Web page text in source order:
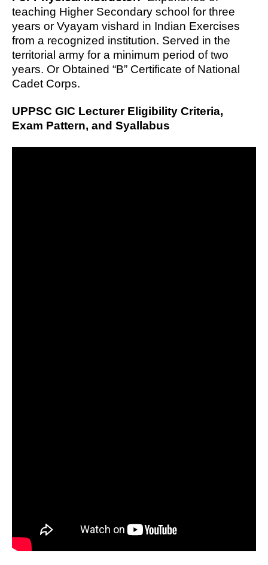
teaching Higher Secondary school for three
years or Vyayam vishard in Indian Exercises
from a recognized institution. Served in the
territorial army for a minimum period of two
years. Or Obtained “B” Certificate of National
Cadet Corps.
UPPSC GIC Lecturer Eligibility Criteria,
Exam Pattern, and Syallabus